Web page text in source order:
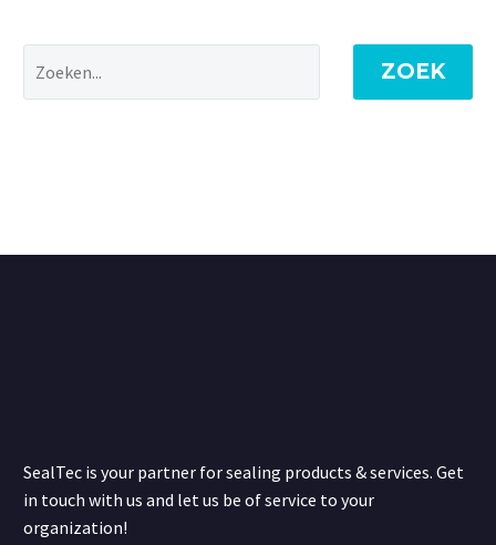
ZOEK
SealTec is your partner for sealing products & services. Get
in touch with us and let us be of service to your
organization!